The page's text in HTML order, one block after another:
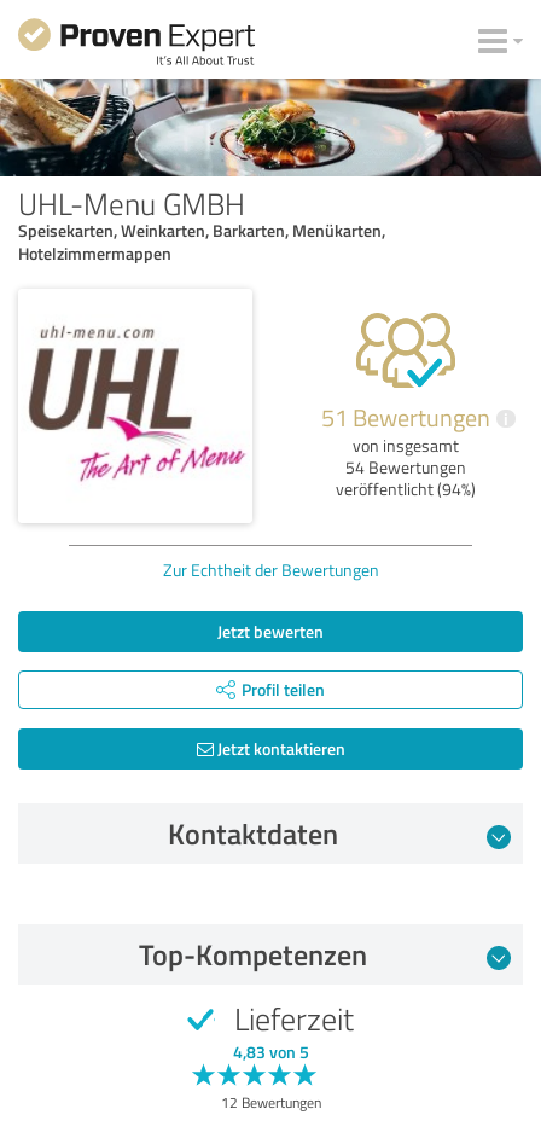
UHL-Menu GMBH
Speisekarten, Weinkarten, Barkarten, Menükarten,
Hotelzimmermappen
51 Bewertungen i
von insgesamt
54 Bewertungen
veröffentlicht (94%)
Zur Echtheit der Bewertungen
Jetzt bewerten
Profil teilen
Jetzt kontaktieren
Kontaktdaten
Empfehlung
Top-Kompetenzen
Lieferzeit
4,83 von 5
12 Bewertungen